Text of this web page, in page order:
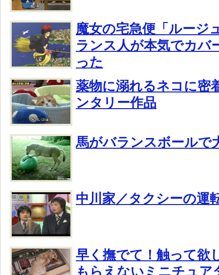
魔女の宅急便「ルージ
ランス人が本気でカバ
った
薬物に溺れるネコに密
ンタリー作品
馬がバランスボールで
中川家／タクシーの運
早く撫でて！触って欲
もらえないミニチュア